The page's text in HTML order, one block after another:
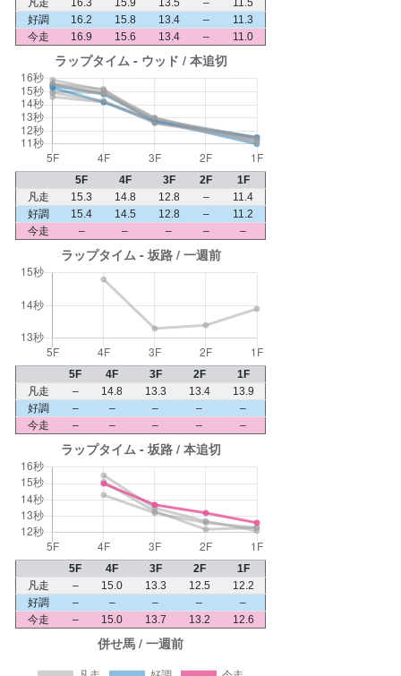
好調
16.2 15.8 13.4 –
11.3
今走
16.9 15.6 13.4 – 11.0
5F 4F 3F 2F
1F
凡走
15.3 14.8 12.8 –
11.4
好調
15.4 14.5 12.8 –
11.2
今走
– – – – –
5F 4F 3F 2F
1F
凡走
– 14.8 13.3 13.4
13.9
好調
– – – –
–
今走
– – – – –
5F 4F 3F 2F
1F
凡走
– 15.0 13.3 12.5
12.2
好調
– – – –
–
今走
– 15.0 13.7 13.2 12.6